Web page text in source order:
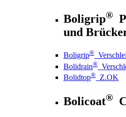
Boligrip®
und
Boligrip®
Bolidrain®
Bolidtop® Z.OK
Bolicoat®